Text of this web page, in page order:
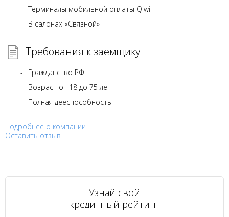
Терминалы мобильной оплаты Qiwi
В салонах «Связной»
Требования к заемщику
Гражданство РФ
Возраст от 18 до 75 лет
Полная дееспособность
Подробнее о компании
Оставить отзыв
Узнай свой
кредитный рейтинг